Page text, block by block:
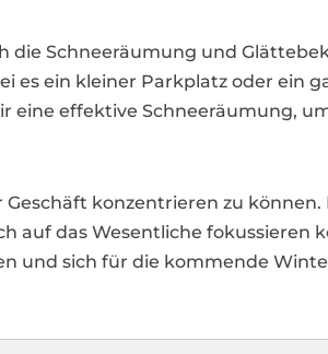
die Schneeräumung und
es ein kleiner Parkplatz oder ein
eine effektive Schneeräumung,
konzentrieren zu
auf das Wesentliche fokussieren
und sich für die kommende